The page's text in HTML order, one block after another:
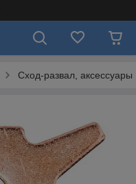
Сход-развал, аксессуары